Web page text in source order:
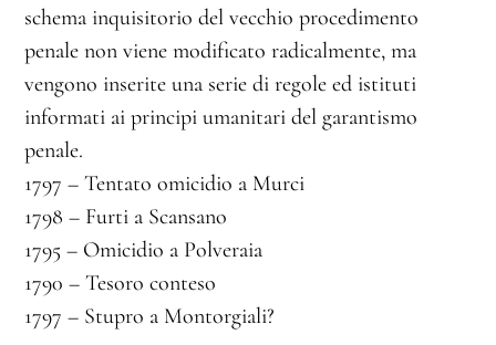
schema inquisitorio del vecchio procedimento
penale non viene modificato radicalmente, ma
vengono inserite una serie di regole ed istituti
informati ai principi umanitari del garantismo
penale.
1797 – Tentato omicidio a Murci
1798 – Furti a Scansano
1795 – Omicidio a Polveraia
1790 – Tesoro conteso
1797 – Stupro a Montorgiali?